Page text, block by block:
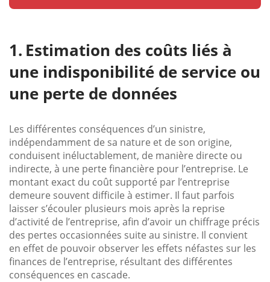
Estimation des coûts liés à
une indisponibilité de service ou
une perte de données
Les différentes conséquences d’un sinistre,
indépendamment de sa nature et de son origine,
conduisent inéluctablement, de manière directe ou
indirecte, à une perte financière pour l’entreprise. Le
montant exact du coût supporté par l’entreprise
demeure souvent difficile à estimer. Il faut parfois
laisser s’écouler plusieurs mois après la reprise
d’activité de l’entreprise, afin d’avoir un chiffrage précis
des pertes occasionnées suite au sinistre. Il convient
en effet de pouvoir observer les effets néfastes sur les
finances de l’entreprise, résultant des différentes
conséquences en cascade.